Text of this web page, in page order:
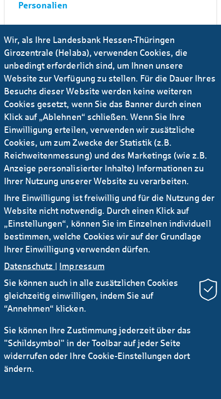
Personalien
10.06.2026 #Presseinfo ...
Helaba finanziert größte Flusswasser-
Wärmepumpe Europas
20.05.2026 #Presseinfo #Digitalisierung ...
Helaba tritt StableCoin Konsortium bei
13.05.2026 #Presseinfo #Sparkassen
Sparkassen-Kreditbasket XXII erfolgreich
aufgestockt
13.05.2026 #Presseinfo
Helaba unterstützt Karlspreis – Engagement
im Rahmen des Premiumsponsorings der
Sparkassen-Finanzgruppe
Newsletter Research
RSS
Kontakt
Service Sichere E-Mail Kommunikation
Wir, als Ihre Landesbank Hessen-Thüringen
Girozentrale (Helaba), verwenden Cookies, die
unbedingt erforderlich sind, um Ihnen unsere
Website zur Verfügung zu stellen. Für die Dauer Ihres
Besuchs dieser Website werden keine weiteren
Cookies gesetzt, wenn Sie das Banner durch einen
Klick auf „Ablehnen“ schließen. Wenn Sie Ihre
Einwilligung erteilen, verwenden wir zusätzliche
Cookies, um zum Zwecke der Statistik (z.B.
Reichweitenmessung) und des Marketings (wie z.B.
Anzeige personalisierter Inhalte) Informationen zu
Ihrer Nutzung unserer Website zu verarbeiten.
Ihre Einwilligung ist freiwillig und für die Nutzung der
Website nicht notwendig. Durch einen Klick auf
„Einstellungen“, können Sie im Einzelnen individuell
bestimmen, welche Cookies wir auf der Grundlage
Ihrer Einwilligung verwenden dürfen.
Datenschutz | Impressum
Sie können auch in alle zusätzlichen Cookies
gleichzeitig einwilligen, indem Sie auf
“Annehmen“ klicken.
Sie können Ihre Zustimmung jederzeit über das
"Schildsymbol" in der Toolbar auf jeder Seite
widerrufen oder Ihre Cookie-Einstellungen dort
ändern.